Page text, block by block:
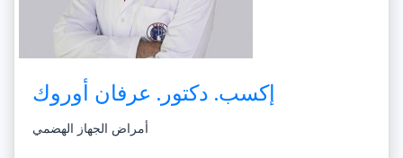
إكسب. دكتور. عرفان أوروك
أمراض الجهاز الهضمي